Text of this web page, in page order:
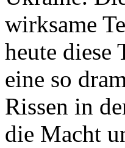
wirksame
heute diese
eine so
Rissen in
die Macht